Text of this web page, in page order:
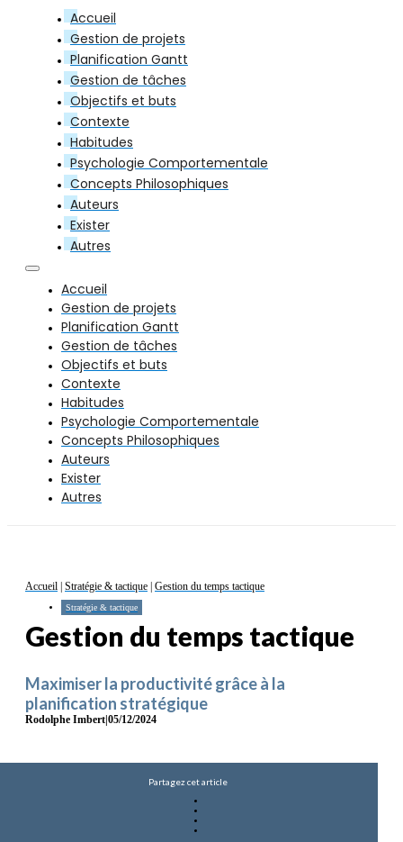
Accueil
Gestion de projets
Planification Gantt
Gestion de tâches
Objectifs et buts
Contexte
Habitudes
Psychologie Comportementale
Concepts Philosophiques
Auteurs
Exister
Autres
Accueil
Gestion de projets
Planification Gantt
Gestion de tâches
Objectifs et buts
Contexte
Habitudes
Psychologie Comportementale
Concepts Philosophiques
Auteurs
Exister
Autres
Accueil Stratégie & tactique Gestion du temps tactique
Stratégie & tactique
Gestion du temps tactique
Maximiser la productivité grâce à la
planification stratégique
Rodolphe Imbert|05/12/2024
Partagez cet article